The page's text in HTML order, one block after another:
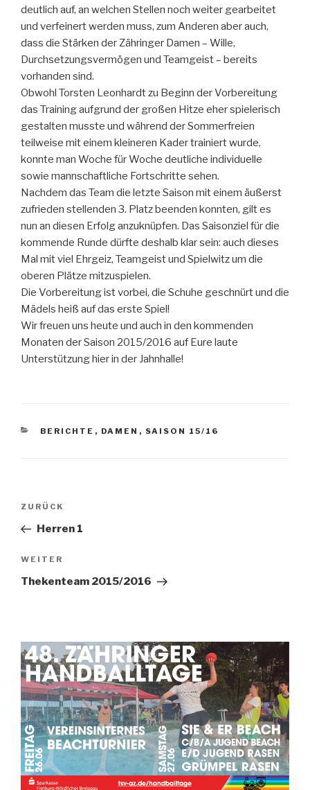
deutlich auf, an welchen Stellen noch weiter gearbeitet
und verfeinert werden muss, zum Anderen aber auch,
dass die Stärken der Zähringer Damen – Wille,
Durchsetzungsvermögen und Teamgeist – bereits
vorhanden sind.
Obwohl Torsten Leonhardt zu Beginn der Vorbereitung
das Training aufgrund der großen Hitze eher spielerisch
gestalten musste und während der Sommerfreien
teilweise mit einem kleineren Kader trainiert wurde,
konnte man Woche für Woche deutliche individuelle
sowie mannschaftliche Fortschritte sehen.
Nachdem das Team die letzte Saison mit einem äußerst
zufrieden stellenden 3. Platz beenden konnten, gilt es
nun an diesen Erfolg anzuknüpfen. Das Saisonziel für die
kommende Runde dürfte deshalb klar sein: auch dieses
Mal mit viel Ehrgeiz, Teamgeist und Spielwitz um die
oberen Plätze mitzuspielen.
Die Vorbereitung ist vorbei, die Schuhe geschnürt und die
Mädels heiß auf das erste Spiel!
Wir freuen uns heute und auch in den kommenden
Monaten der Saison 2015/2016 auf Eure laute
Unterstützung hier in der Jahnhalle!
BERICHTE , DAMEN , SAISON 15/16
ZURÜCK
Herren 1
WEITER
Thekenteam 2015/2016